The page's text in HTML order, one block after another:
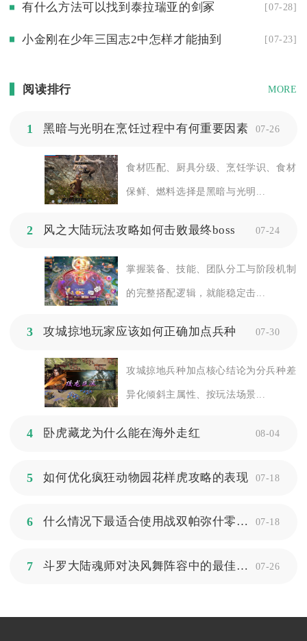
有什么方法可以找到泰拉瑞亚的剑冢 [07-28]
小金刚在少年三国志2中怎样才能抽到 [07-23]
阅读排行 MORE
1 黑暗与光明在烹饪过程中有何重要因素 07-26
食材匹配、厨具分级、烹饪学识、食材
保鲜、燃料选择是黑暗与光明...
2 风之大陆玩法攻略如何击败最终boss 07-24
掌握装备、技能、团队分工与阶段机制
的完整搭配逻辑，就能稳定击...
3 攻城掠地玩家应该如何正确加点兵种 07-30
攻城掠地兵种加点核心结论为分兵种差
异化倾斜主属性、按玩法场景...
4 卧虎藏龙为什么能在海外走红 08-04
5 如何优化疯狂动物园花样虎攻略的表现 07-18
6 什么情况下最适合使用战双帕弥什零度定标共鸣技能 07-18
7 斗罗大陆魂师对决风舞阵容中的最佳选择是谁 07-26